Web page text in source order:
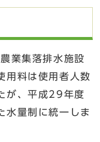
業集落排水施設
用料は使用者人数
が、平成29年度
水量制に統一しま